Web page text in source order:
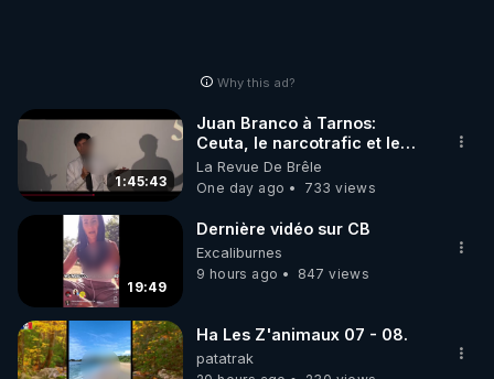
Why this ad?
1:45:43
Juan Branco à Tarnos:
Ceuta, le narcotrafic et le
pouvoir en France
La Revue De Brêle
One day ago
733 views
19:49
Dernière vidéo sur CB
Excaliburnes
9 hours ago
847 views
Ha Les Z'animaux 07 - 08.
patatrak